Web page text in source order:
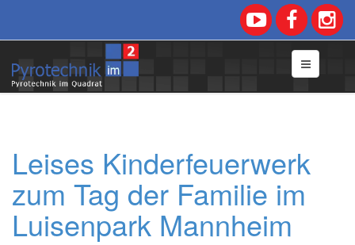
Leises Kinderfeuerwerk
zum Tag der Familie im
Luisenpark Mannheim